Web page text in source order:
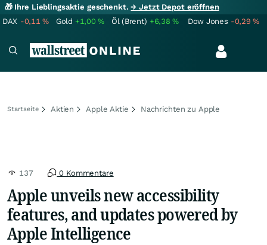
🎁 Ihre Lieblingsaktie geschenkt.→ Jetzt Depot eröffnen
DAX -0,11% Gold +1,00% Öl (Brent) +6,38% Dow Jones -0,29%
Startseite Aktien Apple Aktie Nachrichten zu Apple
137 0 Kommentare
Apple unveils new accessibility
features, and updates powered by
Apple Intelligence